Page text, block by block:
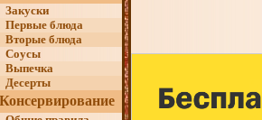
Закуски
Первые блюда
Вторые блюда
Соусы
Выпечка
Десерты
Консервирование